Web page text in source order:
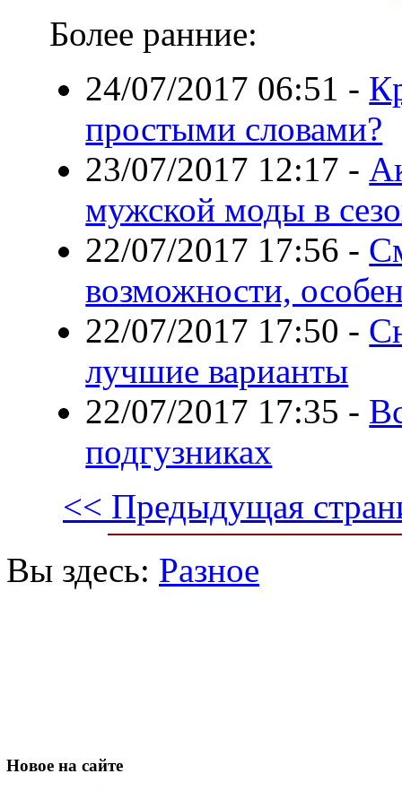
Более ранние:
24/07/2017 06:51 -
простыми словами?
23/07/2017 12:17 -
мужской моды в
22/07/2017 17:56 -
возможности,
22/07/2017 17:50 -
лучшие варианты
22/07/2017 17:35 -
подгузниках
<< Предыдущая
Вы здесь: Разное
Новое на сайте